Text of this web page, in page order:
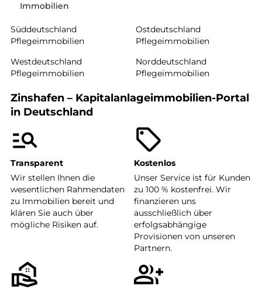
Immobilien
Süddeutschland
Pflegeimmobilien
Ostdeutschland
Pflegeimmobilien
Westdeutschland
Pflegeimmobilien
Norddeutschland
Pflegeimmobilien
Zinshafen – Kapitalanlageimmobilien-Portal
in Deutschland
Transparent
Wir stellen Ihnen die
wesentlichen Rahmendaten
zu Immobilien bereit und
klären Sie auch über
mögliche Risiken auf.
Kostenlos
Unser Service ist für Kunden
zu 100 % kostenfrei. Wir
finanzieren uns
ausschließlich über
erfolgsabhängige
Provisionen von unseren
Partnern.